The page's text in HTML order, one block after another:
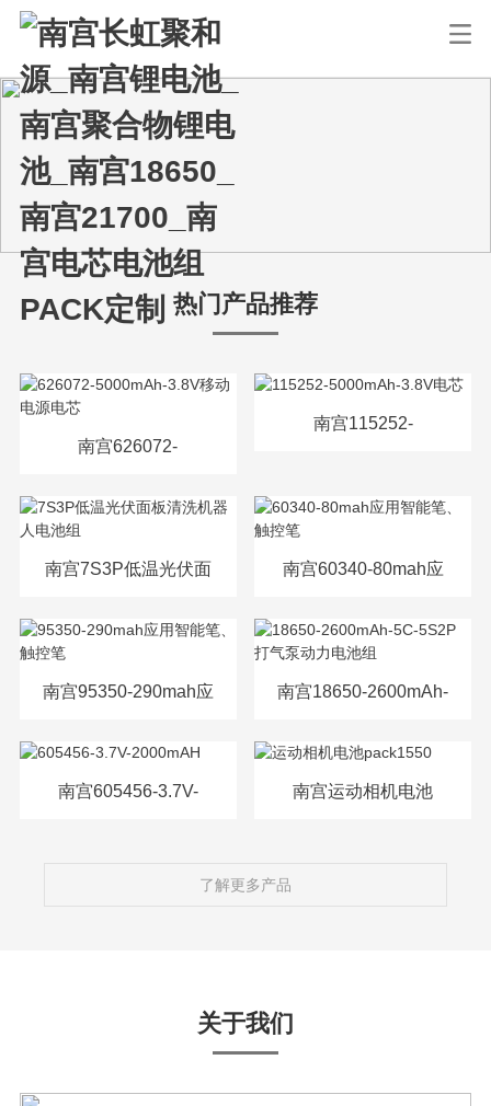
热门产品推荐
南宫626072-
南宫115252-
南宫7S3P低温光伏面 南宫60340-80mah应
南宫95350-290mah应 南宫18650-2600mAh-
电池组
南宫605456-3.7V- 南宫运动相机电池
了解更多产品
关于我们